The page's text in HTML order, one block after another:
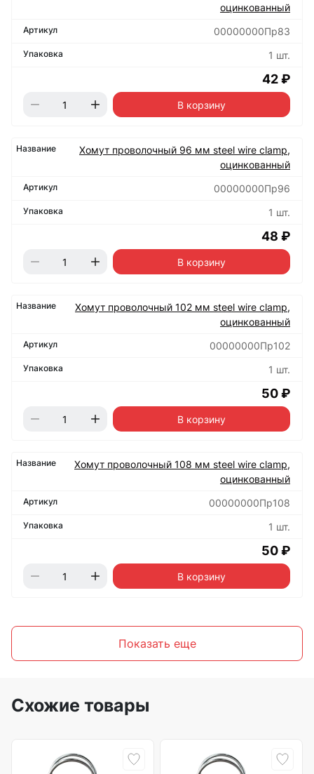
оцинкованный
00000000Пр83
1 шт.
42 ₽
В корзину
Хомут проволочный 96 мм steel wire clamp,
оцинкованный
00000000Пр96
1 шт.
48 ₽
В корзину
Хомут проволочный 102 мм steel wire clamp,
оцинкованный
00000000Пр102
1 шт.
50 ₽
В корзину
Хомут проволочный 108 мм steel wire clamp,
оцинкованный
00000000Пр108
1 шт.
50 ₽
В корзину
Показать еще
Схожие товары